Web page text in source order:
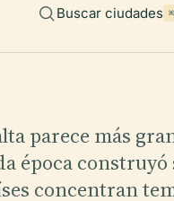
Buscar ciudades
parece más
época
concentran